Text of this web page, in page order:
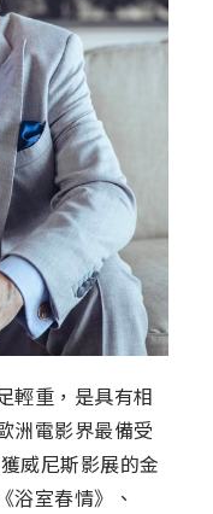
輕重，是具有相
洲電影界最備受
威尼斯影展的金
浴室春情》、